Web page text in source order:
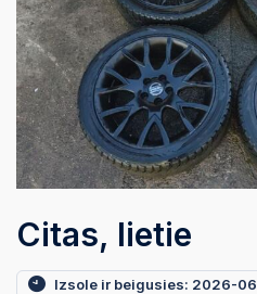
Citas, lietie
Izsole ir beigusies: 2026-